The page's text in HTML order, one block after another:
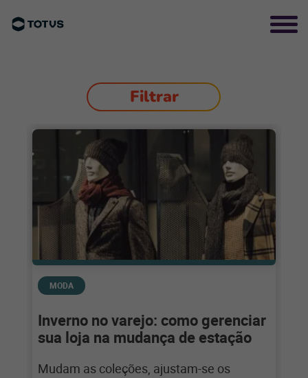
Filtrar
MODA
Inverno no varejo: como gerenciar
sua loja na mudança de estação
Mudam as coleções, ajustam-se os